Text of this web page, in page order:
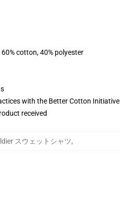
cotton, 40% polyester
with the Better Cotton Initiative
received
スウェットシャツ,